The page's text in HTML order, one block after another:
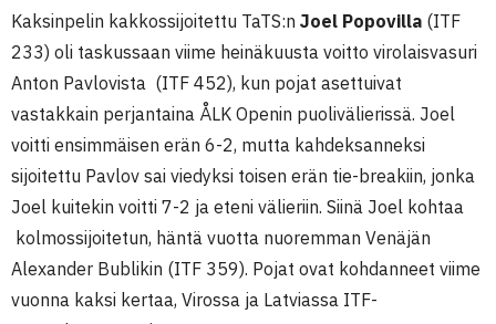
Kaksinpelin kakkossijoitettu TaTS:n Joel Popovilla (ITF
233) oli taskussaan viime heinäkuusta voitto virolaisvasuri
Anton Pavlovista (ITF 452), kun pojat asettuivat
vastakkain perjantaina ÅLK Openin puolivälierissä. Joel
voitti ensimmäisen erän 6-2, mutta kahdeksanneksi
sijoitettu Pavlov sai viedyksi toisen erän tie-breakiin, jonka
Joel kuitekin voitti 7-2 ja eteni välieriin. Siinä Joel kohtaa
kolmossijoitetun, häntä vuotta nuoremman Venäjän
Alexander Bublikin (ITF 359). Pojat ovat kohdanneet viime
vuonna kaksi kertaa, Virossa ja Latviassa ITF-